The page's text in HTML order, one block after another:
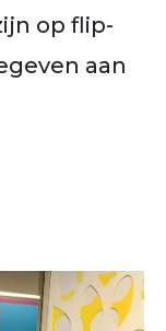
op flip-
aan